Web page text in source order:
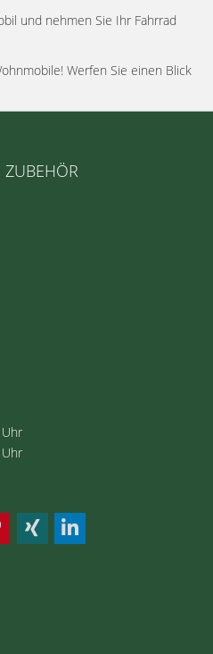
und nehmen Sie Ihr Fahrrad
Werfen Sie einen Blick
ZUBEHÖR